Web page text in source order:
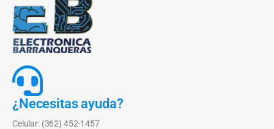
¿Necesitas ayuda?
Celular: (362) 452-1457